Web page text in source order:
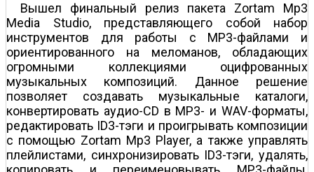
Вышел финальный релиз пакета Zortam Mp3
Media Studio, представляющего собой набор
инструментов для работы с MP3-файлами и
ориентированного на меломанов, обладающих
огромными коллекциями оцифрованных
музыкальных композиций. Данное решение
позволяет создавать музыкальные каталоги,
конвертировать аудио-CD в MP3- и WAV-форматы,
редактировать ID3-тэги и проигрывать композиции
с помощью Zortam Mp3 Player, а также управлять
плейлистами, синхронизировать ID3-тэги, удалять,